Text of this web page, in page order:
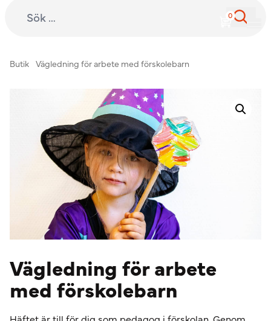
International Child Development Programme
Butik Vägledning för arbete med förskolebarn
Vägledning för arbete
med förskolebarn